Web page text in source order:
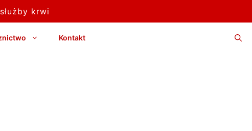
krwi
Kontakt